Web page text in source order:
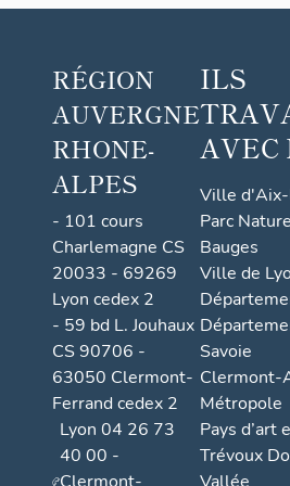
RÉGION
AUVERGNE
RHONE-
ALPES
- 101 cours
Charlemagne CS
20033 - 69269
Lyon cedex 2
- 59 bd L. Jouhaux
CS 90706 -
63050 Clermont-
Ferrand cedex 2
Lyon 04 26 73
40 00 -
ILS
AVEC
Ville
Parc
Bauges
Ville de
Savoie
Clermont-
Métropole
Pays d’art
Trévoux